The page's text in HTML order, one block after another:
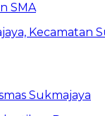
SMA
Sukmajaya